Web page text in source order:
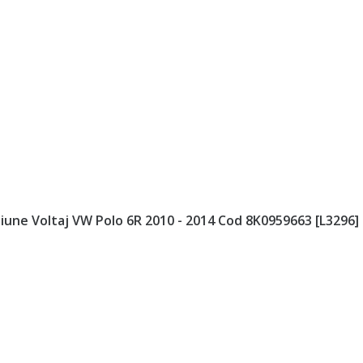
Voltaj VW Polo 6R 2010 - 2014 Cod 8K0959663 [L3296]